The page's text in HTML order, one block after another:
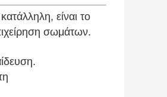
είναι το
σωμάτων.